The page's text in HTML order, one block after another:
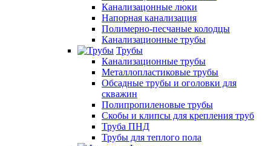
Канализацонные люки
Напорная канализация
Полимерно-песчаные колодцы
Канализационные трубы
Трубы
Канализационные трубы
Металлопластиковые трубы
Обсадные трубы и оголовки для
скважин
Полипропиленовые трубы
Скобы и клипсы для крепления труб
Труба ПНД
Трубы для теплого пола